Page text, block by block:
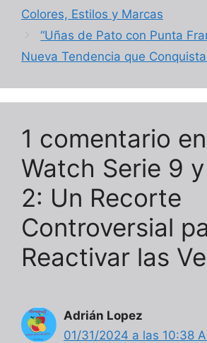
Colores, Estilos y Marcas
“Uñas de Pato con Punta
Nueva Tendencia que
1 comentario
Watch Serie 9
2: Un Recorte
Controversial
Reactivar las
Adrián Lopez
01/31/2024 a las 10:38